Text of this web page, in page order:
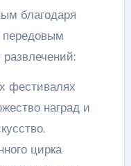
благодаря
фестивалях
наград и
цирка